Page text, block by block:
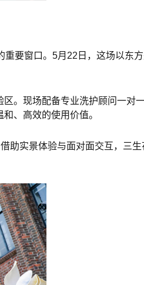
要窗口。5月22日，这场以东
。现场配备专业洗护顾问一对
、高效的使用价值。
助实景体验与面对面交互，三